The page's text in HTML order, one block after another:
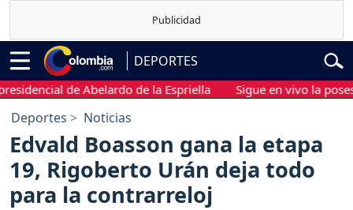
DEPORTES
de Abelardo de la Espriella Sigue en vivo la
Deportes Noticias
Edvald Boasson gana la etapa
19, Rigoberto Urán deja todo
para la contrarreloj